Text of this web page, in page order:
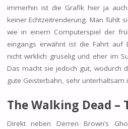
immerhin ist die Grafik hier ja
keiner Echtzeitrenderung. Man fühlt
wie in einem Computerspiel der
eingangs erwähnt ist die Fahrt auf
nicht wirklich gruselig und eher im
Das macht sie jedoch gut, wodurch
gute Geisterbahn, sehr unterhaltsam
The Walking Dead –
Direkt neben Derren Brown’s